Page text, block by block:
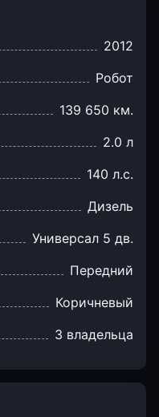
2012
Робот
139 650 км.
2.0 л
140 л.с.
Дизель
Универсал 5 дв.
Передний
Коричневый
3 владельца